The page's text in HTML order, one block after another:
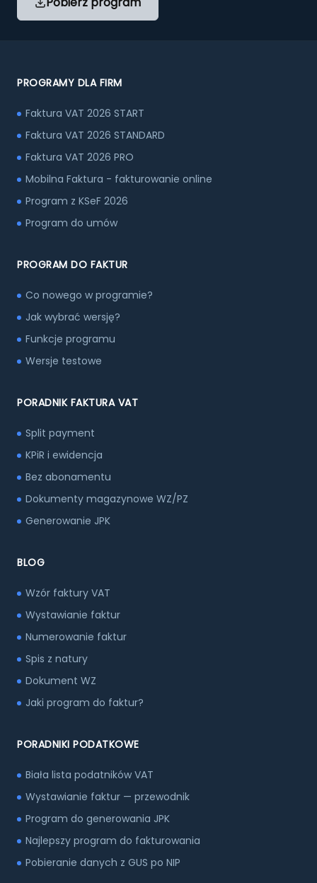
PROGRAMY DLA FIRM
Faktura VAT 2026 START
Faktura VAT 2026 STANDARD
Faktura VAT 2026 PRO
Mobilna Faktura - fakturowanie online
Program z KSeF 2026
Program do umów
PROGRAM DO FAKTUR
Co nowego w programie?
Jak wybrać wersję?
Funkcje programu
Wersje testowe
PORADNIK FAKTURA VAT
Split payment
KPiR i ewidencja
Bez abonamentu
Dokumenty magazynowe WZ/PZ
Generowanie JPK
BLOG
Wzór faktury VAT
Wystawianie faktur
Numerowanie faktur
Spis z natury
Dokument WZ
Jaki program do faktur?
PORADNIKI PODATKOWE
Biała lista podatników VAT
Wystawianie faktur — przewodnik
Program do generowania JPK
Najlepszy program do fakturowania
Pobieranie danych z GUS po NIP